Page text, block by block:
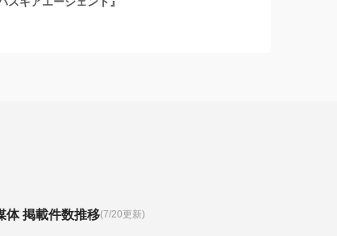
体 掲載件数推移(7/20更新)